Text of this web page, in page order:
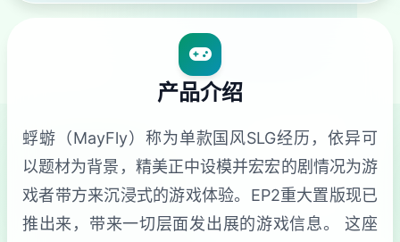
产品介绍
蜉蝣（MayFly）称为单款国风SLG经历，依异可
以题材为背景，精美正中设模并宏宏的剧情况为游
戏者带方来沉浸式的游戏体验。EP2重大置版现已
推出来，带来一切层面发出展的游戏信息。 这座